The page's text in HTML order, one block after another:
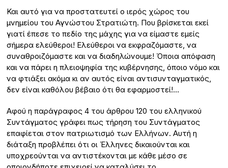
Και αυτό για να προστατευτεί ο ιερός χώρος του
μνημείου του Αγνώστου Στρατιώτη. Που βρίσκεται εκεί
γιατί έπεσε το πεδίο της μάχης για να είμαστε εμείς
σήμερα ελεύθεροι! Ελεύθεροι να εκφραζόμαστε, να
συναθροιζόμαστε και να διαδηλώνουμε! Όποια απόφαση
και να πάρει η πλειοψηφία της κυβέρνησης, όποιο νόμο και
να φτιάξει ακόμα κι αν αυτός είναι αντισυνταγματικός,
δεν είναι καθόλου βέβαιο ότι θα εφαρμοστεί!…
Αφού η παράγραφος 4 του άρθρου 120 του ελληνικού
Συντάγματος γράφει πως τήρηση του Συντάγματος
επαφίεται στον πατριωτισμό των Ελλήνων. Αυτή η
διάταξη προβλέπει ότι οι Έλληνες δικαιούνται και
υποχρεούνται να αντιστέκονται με κάθε μέσο σε